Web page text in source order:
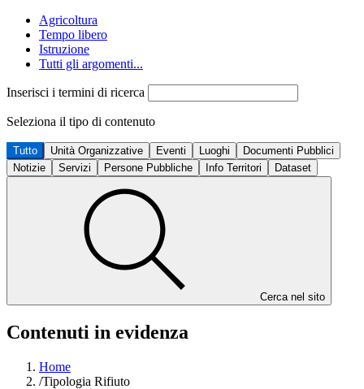
Agricoltura
Tempo libero
Istruzione
Tutti gli argomenti...
Inserisci i termini di ricerca
Seleziona il tipo di contenuto
Tutto Unità Organizzative Eventi Luoghi
Documenti Pubblici
Notizie
Servizi Persone Pubbliche Info Territori Dataset
Cerca nel sito
Contenuti in evidenza
Home
/Tipologia Rifiuto